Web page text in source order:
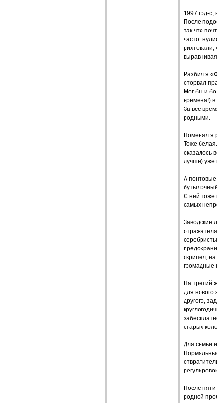
1997 год-с,
После
так что
часто
рихтовали,
Разбил я
оторвал
Мог бы и
времена!) в
За все
родными.
Поменял я
Тоже
оказалось
лучше) уже
А понтовые
С ней тоже
самых
Заводские
скрипел,
громадные
На третий
для нового
другого,
старых
Для семьи
После
родной